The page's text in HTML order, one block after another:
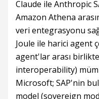
Claude ile Anthropic
Amazon Athena
veri entegrasyonu
Joule ile harici agent
agent'lar arası
interoperability)
Microsoft; SAP'nin
model (sovereign